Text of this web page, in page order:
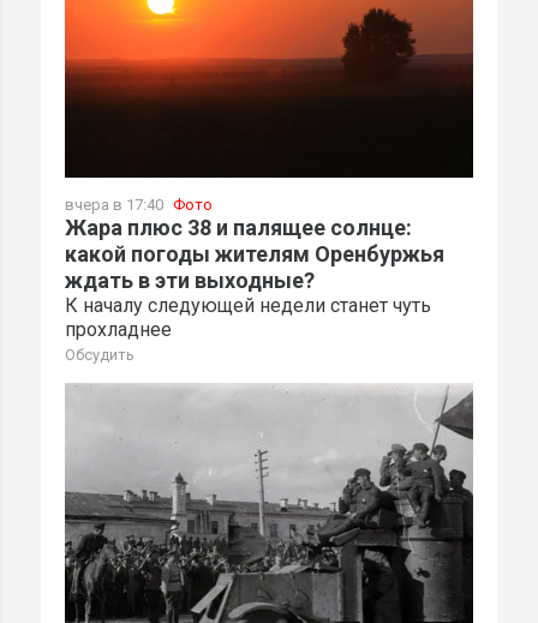
вчера в 17:40 Фото
Жара плюс 38 и палящее солнце:
какой погоды жителям Оренбуржья
ждать в эти выходные?
К началу следующей недели станет чуть
прохладнее
Обсудить